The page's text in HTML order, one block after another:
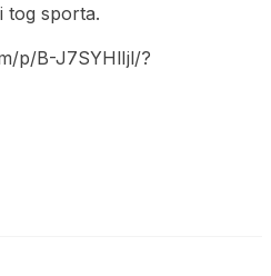
tog sporta.
p/B-J7SYHlIjl/?